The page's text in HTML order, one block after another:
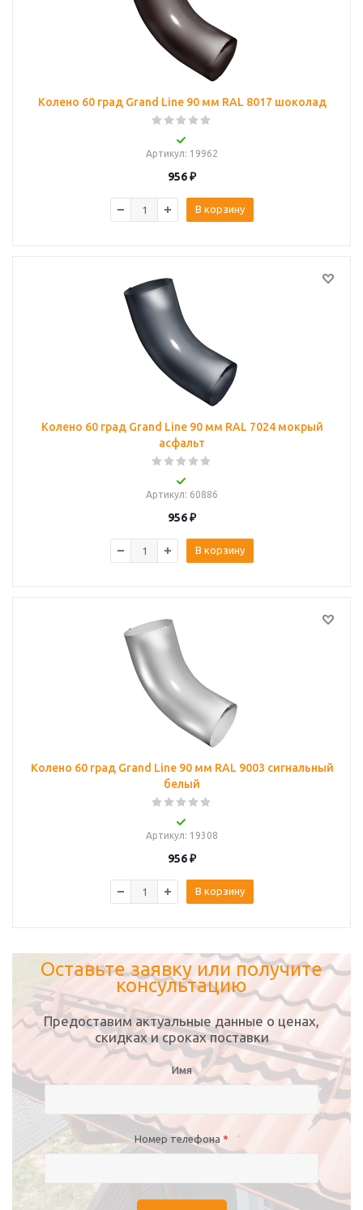
Колено 60 град Grand Line 90 мм RAL 8017 шоколад
Артикул: 19962
956₽
В корзину
Колено 60 град Grand Line 90 мм RAL 7024 мокрый
асфальт
Артикул: 60886
956₽
В корзину
Колено 60 град Grand Line 90 мм RAL 9003 сигнальный
белый
Артикул: 19308
956₽
В корзину
Оставьте заявку или получите
консультацию
Предоставим актуальные данные о ценах,
скидках и сроках поставки
Имя
Номер телефона *